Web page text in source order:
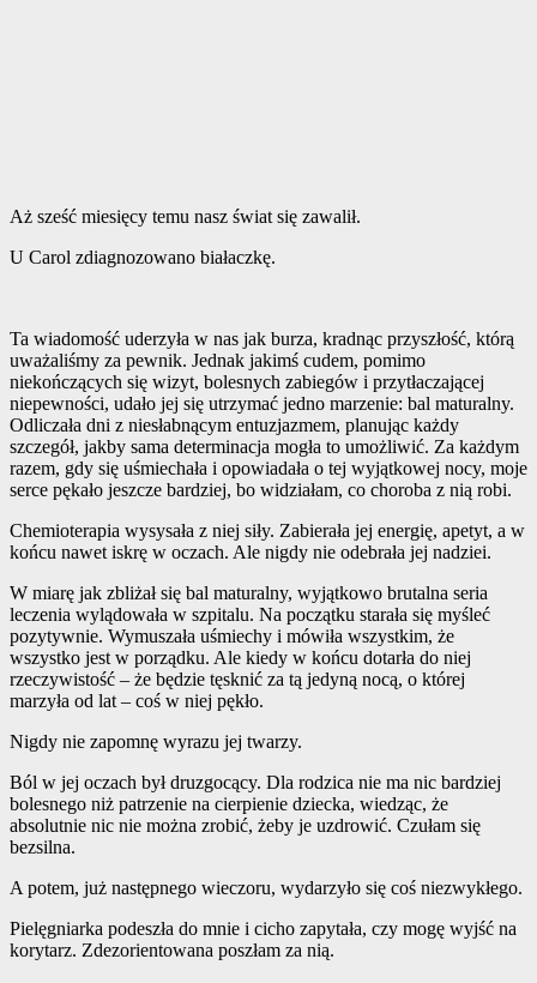
Aż sześć miesięcy temu nasz świat się zawalił.
U Carol zdiagnozowano białaczkę.
Ta wiadomość uderzyła w nas jak burza, kradnąc przyszłość, którą
uważaliśmy za pewnik. Jednak jakimś cudem, pomimo
niekończących się wizyt, bolesnych zabiegów i przytłaczającej
niepewności, udało jej się utrzymać jedno marzenie: bal maturalny.
Odliczała dni z niesłabnącym entuzjazmem, planując każdy
szczegół, jakby sama determinacja mogła to umożliwić. Za każdym
razem, gdy się uśmiechała i opowiadała o tej wyjątkowej nocy, moje
serce pękało jeszcze bardziej, bo widziałam, co choroba z nią robi.
Chemioterapia wysysała z niej siły. Zabierała jej energię, apetyt, a w
końcu nawet iskrę w oczach. Ale nigdy nie odebrała jej nadziei.
W miarę jak zbliżał się bal maturalny, wyjątkowo brutalna seria
leczenia wylądowała w szpitalu. Na początku starała się myśleć
pozytywnie. Wymuszała uśmiechy i mówiła wszystkim, że
wszystko jest w porządku. Ale kiedy w końcu dotarła do niej
rzeczywistość – że będzie tęsknić za tą jedyną nocą, o której
marzyła od lat – coś w niej pękło.
Nigdy nie zapomnę wyrazu jej twarzy.
Ból w jej oczach był druzgocący. Dla rodzica nie ma nic bardziej
bolesnego niż patrzenie na cierpienie dziecka, wiedząc, że
absolutnie nic nie można zrobić, żeby je uzdrowić. Czułam się
bezsilna.
A potem, już następnego wieczoru, wydarzyło się coś niezwykłego.
Pielęgniarka podeszła do mnie i cicho zapytała, czy mogę wyjść na
korytarz. Zdezorientowana poszłam za nią.